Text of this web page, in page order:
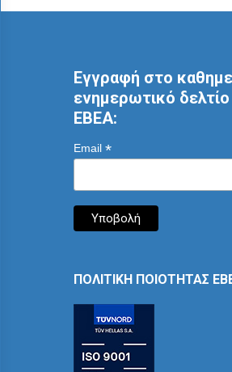
Εγγραφή στο
ενημερωτικό
ΕΒΕΑ:
Email *
ΠΟΛΙΤΙΚΗ ΠΟΙΟΤΗΤΑΣ